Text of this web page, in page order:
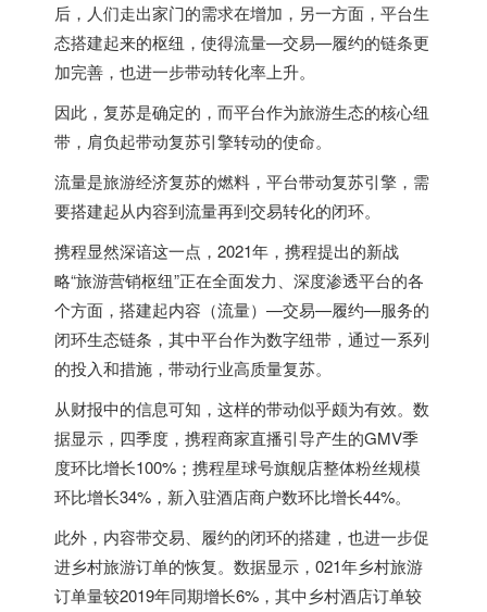
后，人们走出家门的需求在增加，另一方面，平台生
态搭建起来的枢纽，使得流量—交易—履约的链条更
加完善，也进一步带动转化率上升。
因此，复苏是确定的，而平台作为旅游生态的核心纽
带，肩负起带动复苏引擎转动的使命。
流量是旅游经济复苏的燃料，平台带动复苏引擎，需
要搭建起从内容到流量再到交易转化的闭环。
携程显然深谙这一点，2021年，携程提出的新战
略“旅游营销枢纽”正在全面发力、深度渗透平台的各
个方面，搭建起内容（流量）—交易—履约—服务的
闭环生态链条，其中平台作为数字纽带，通过一系列
的投入和措施，带动行业高质量复苏。
从财报中的信息可知，这样的带动似乎颇为有效。数
据显示，四季度，携程商家直播引导产生的GMV季
度环比增长100%；携程星球号旗舰店整体粉丝规模
环比增长34%，新入驻酒店商户数环比增长44%。
此外，内容带交易、履约的闭环的搭建，也进一步促
进乡村旅游订单的恢复。数据显示，021年乡村旅游
订单量较2019年同期增长6%，其中乡村酒店订单较